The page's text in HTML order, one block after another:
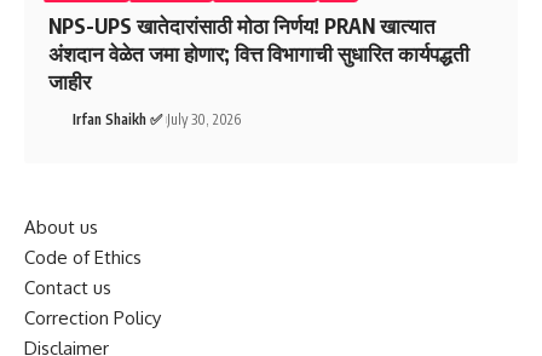
NPS-UPS खातेदारांसाठी मोठा निर्णय! PRAN खात्यात
अंशदान वेळेत जमा होणार; वित्त विभागाची सुधारित कार्यपद्धती
जाहीर
Irfan Shaikh ✅ July 30, 2026
About us
Code of Ethics
Contact us
Correction Policy
Disclaimer